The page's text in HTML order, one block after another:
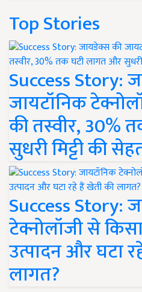
Top Stories
Success Story:
जायटॉनिक
की तस्वीर, 30%
सुधरी मिट्टी की
Success Story:
टेक्नोलॉजी से
उत्पादन और घटा
लागत?